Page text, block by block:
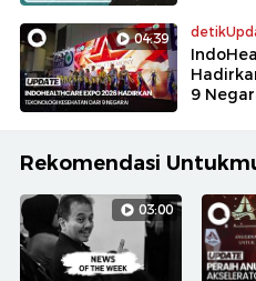
04:39
9
Rekomendasi
03:00